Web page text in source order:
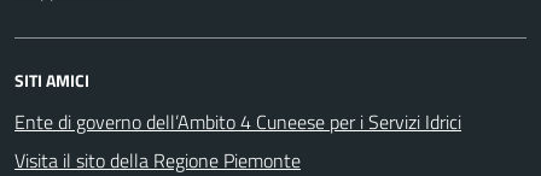
SITI AMICI
Ente di governo dell’Ambito 4 Cuneese per i Servizi Idrici
Visita il sito della Regione Piemonte